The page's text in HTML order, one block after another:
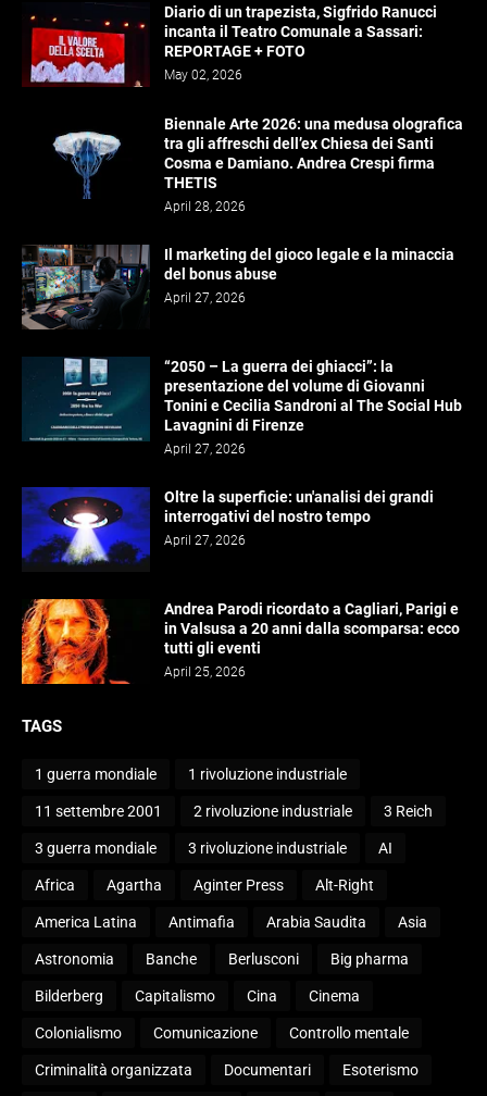
Diario di un trapezista, Sigfrido Ranucci
incanta il Teatro Comunale a Sassari:
REPORTAGE + FOTO
May 02, 2026
Biennale Arte 2026: una medusa olografica
tra gli affreschi dell’ex Chiesa dei Santi
Cosma e Damiano. Andrea Crespi firma
THETIS
April 28, 2026
Il marketing del gioco legale e la minaccia
del bonus abuse
April 27, 2026
“2050 – La guerra dei ghiacci”: la
presentazione del volume di Giovanni
Tonini e Cecilia Sandroni al The Social Hub
Lavagnini di Firenze
April 27, 2026
Oltre la superficie: un'analisi dei grandi
interrogativi del nostro tempo
April 27, 2026
Andrea Parodi ricordato a Cagliari, Parigi e
in Valsusa a 20 anni dalla scomparsa: ecco
tutti gli eventi
April 25, 2026
TAGS
1 guerra mondiale 1 rivoluzione industriale
11 settembre 2001 2 rivoluzione industriale 3 Reich
3 guerra mondiale 3 rivoluzione industriale AI
Africa Agartha Aginter Press Alt-Right
America Latina Antimafia Arabia Saudita Asia
Astronomia Banche Berlusconi Big pharma
Bilderberg Capitalismo Cina Cinema
Colonialismo Comunicazione Controllo mentale
Criminalità organizzata Documentari Esoterismo